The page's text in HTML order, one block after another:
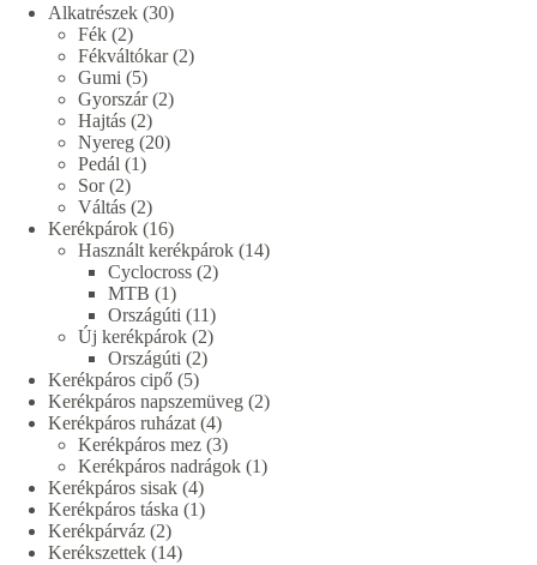
Alkatrészek 3030
Fék 22
termék
Fékváltókar 22
Gumi 55
termék
Gyorszár 22
Hajtás 22
termék
Nyereg 2020
Pedál 11
Sor 22
termék
Váltás 22
termék
Kerékpárok 1616
termék
Használt kerékpárok 1414
Cyclocross 22
MTB 11
termék
Országúti 1111
termék
Új kerékpárok 22
termék
Országúti 22
Kerékpáros cipő 55
termék
Kerékpáros napszemüveg 22
Kerékpáros ruházat 44
termék
Kerékpáros mez 33
termék
Kerékpáros nadrágok 11
Kerékpáros sisak 44
termék
Kerékpáros táska 11
Kerékpárváz 22
termék
Kerékszettek 1414